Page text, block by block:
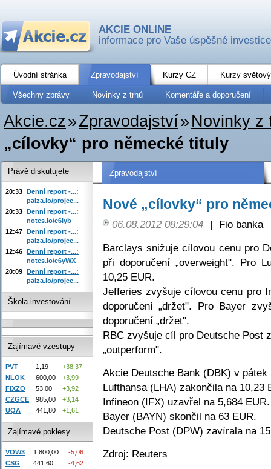
AKCIE ONLINE
informace pro Vaše úspěšné investice
Úvodní stránka Zpravodajství Kurzy CZ Kurzy
Všechny zprávy Novinky z trhů Komentáře a doporučení
Akcie.cz»Zpravodajství» Novinky z
„cílovky“ pro německé tituly
Zpravodajství
Nové „cílovky“ pro
06.08.2012 08:29:04 |
Fio banka
Barclays snižuje cílovou cenu pro
při doporučení „overweight". Pro
10,25 EUR.
Jefferies zvyšuje cílovou cenu pro
doporučení „držet". Pro Bayer
doporučení „držet".
RBC zvyšuje cíl pro Deutsche Post
„outperform".
Akcie Deutsche Bank (DBK) v
Lufthansa (LHA) zakončila na 10,23
Infineon (IFX) uzavřel na 5,684 EUR.
Bayer (BAYN) skončil na 63 EUR.
Deutsche Post (DPW) zavírala na
Zdroj: Reuters
Právě diskutujete
20:33 Denní report -...:
paiza.io/projec...
20:33 Denní report -...:
notes.io/e6iyb
12:47 Denní report -...:
paiza.io/projec...
12:46 Denní report -...:
notes.io/e6yWX
20:09 Denní report -...:
paiza.io/projec...
Škola investování
Zajímavé vzestupy
PVT 1,19
+38,37
NLOK
600,00
+3,99
FIXZO
53,00
+3,92
CZGCE
985,00
+3,14
UQA
441,80 +1,61
Zajímavé poklesy
VOW3 1 800,00
-5,06
CSG
441,60
-4,62